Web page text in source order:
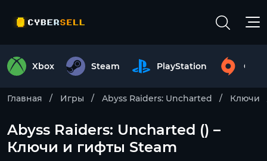
Xbox Steam PlayStation
Главная Игры Abyss Raiders: Uncharted Ключи
Abyss Raiders: Uncharted () –
Ключи и гифты Steam